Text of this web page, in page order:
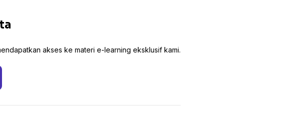
akses ke materi e-learning eksklusif kami.